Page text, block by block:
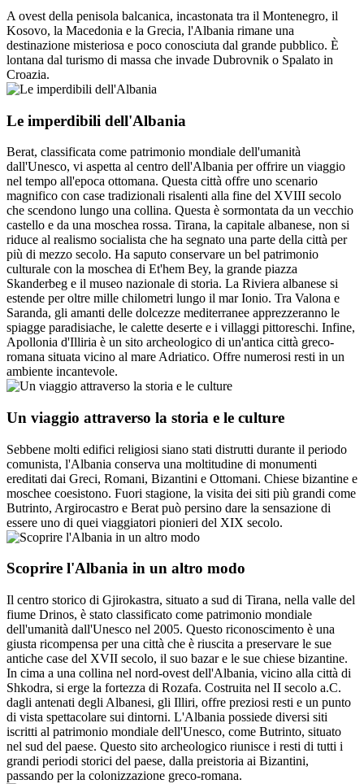
A ovest della penisola balcanica, incastonata tra il Montenegro, il
Kosovo, la Macedonia e la Grecia, l'Albania rimane una
destinazione misteriosa e poco conosciuta dal grande pubblico. È
lontana dal turismo di massa che invade Dubrovnik o Spalato in
Croazia.
Le imperdibili dell'Albania
Berat, classificata come patrimonio mondiale dell'umanità
dall'Unesco, vi aspetta al centro dell'Albania per offrire un viaggio
nel tempo all'epoca ottomana. Questa città offre uno scenario
magnifico con case tradizionali risalenti alla fine del XVIII secolo
che scendono lungo una collina. Questa è sormontata da un vecchio
castello e da una moschea rossa. Tirana, la capitale albanese, non si
riduce al realismo socialista che ha segnato una parte della città per
più di mezzo secolo. Ha saputo conservare un bel patrimonio
culturale con la moschea di Et'hem Bey, la grande piazza
Skanderbeg e il museo nazionale di storia. La Riviera albanese si
estende per oltre mille chilometri lungo il mar Ionio. Tra Valona e
Saranda, gli amanti delle dolcezze mediterranee apprezzeranno le
spiagge paradisiache, le calette deserte e i villaggi pittoreschi. Infine,
Apollonia d'Illiria è un sito archeologico di un'antica città greco-
romana situata vicino al mare Adriatico. Offre numerosi resti in un
ambiente incantevole.
Un viaggio attraverso la storia e le culture
Sebbene molti edifici religiosi siano stati distrutti durante il periodo
comunista, l'Albania conserva una moltitudine di monumenti
ereditati dai Greci, Romani, Bizantini e Ottomani. Chiese bizantine e
moschee coesistono. Fuori stagione, la visita dei siti più grandi come
Butrinto, Argirocastro e Berat può persino dare la sensazione di
essere uno di quei viaggiatori pionieri del XIX secolo.
Scoprire l'Albania in un altro modo
Il centro storico di Gjirokastra, situato a sud di Tirana, nella valle del
fiume Drinos, è stato classificato come patrimonio mondiale
dell'umanità dall'Unesco nel 2005. Questo riconoscimento è una
giusta ricompensa per una città che è riuscita a preservare le sue
antiche case del XVII secolo, il suo bazar e le sue chiese bizantine.
In cima a una collina nel nord-ovest dell'Albania, vicino alla città di
Shkodra, si erge la fortezza di Rozafa. Costruita nel II secolo a.C.
dagli antenati degli Albanesi, gli Illiri, offre preziosi resti e un punto
di vista spettacolare sui dintorni. L'Albania possiede diversi siti
iscritti al patrimonio mondiale dell'Unesco, come Butrinto, situato
nel sud del paese. Questo sito archeologico riunisce i resti di tutti i
grandi periodi storici del paese, dalla preistoria ai Bizantini,
passando per la colonizzazione greco-romana.